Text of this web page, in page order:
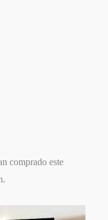
comprado este